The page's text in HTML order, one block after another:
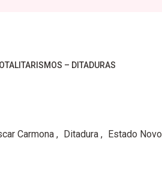
– DITADURAS
Carmona Ditadura Estado Novo